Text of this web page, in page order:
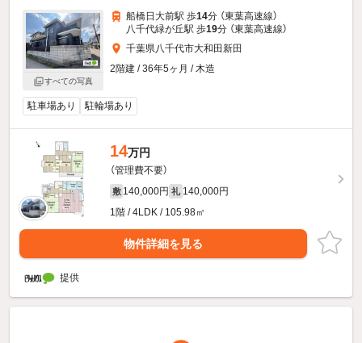
すべての写真
船橋日大前駅 歩14分 （東葉高速線）
八千代緑が丘駅 歩19分 （東葉高速線）
千葉県八千代市大和田新田
2階建 / 36年5ヶ月 / 木造
駐車場あり 駐輪場あり
14万円
（管理費不要）
敷 140,000円 礼 140,000円
1階 / 4LDK / 105.98㎡
物件詳細を見る
提供